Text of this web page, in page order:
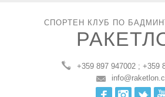
СПОРТЕН КЛУБ ПО
+359 897 947002 ; +359
FacebookInstagram